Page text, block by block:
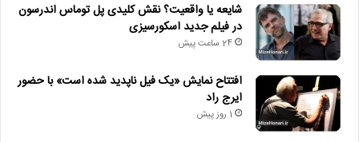
شایعه یا واقعیت؟ نقش کلیدی پل توماس اندرسون
در فیلم جدید اسکورسیزی
24 ساعت پیش
افتتاح نمایش «یک فیل ناپدید شده است» با حضور
ایرج راد
1 روز پیش